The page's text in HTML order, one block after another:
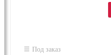
Под заказ